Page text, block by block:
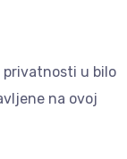
privatnosti u bilo
na ovoj